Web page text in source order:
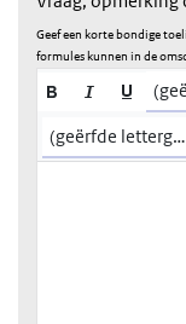
Geef een korte bondige
formules kunnen in de